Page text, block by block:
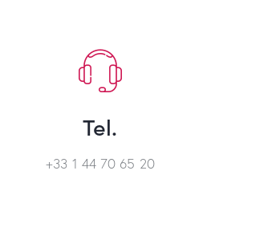
Tel.
+33 1 44 70 65 20